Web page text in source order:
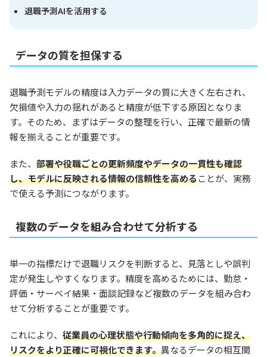
退職予測AIを活用する
データの質を担保する
退職予測モデルの精度は入力データの質に大きく左右され、
欠損値や入力の揺れがあると精度が低下する原因となりま
す。そのため、まずはデータの整理を行い、正確で最新の情
報を揃えることが重要です。
また、 部署や役職ごとの更新頻度やデータの一貫性も確認
し、モデルに反映される情報の信頼性を高めることが、実務
で使える予測につながります。
複数のデータを組み合わせて分析する
単一の指標だけで退職リスクを判断すると、見落としや誤判
定が発生しやすくなります。精度を高めるためには、勤怠・
評価・サーベイ結果・面談記録など複数のデータを組み合わ
せて分析することが重要です。
これにより、 従業員の心理状態や行動傾向を多角的に捉え、
リスクをより正確に可視化できます。異なるデータの相互関